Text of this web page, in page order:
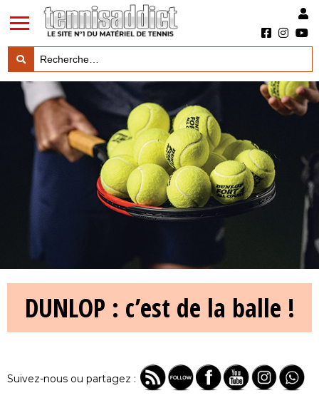
LES TESTS PRODUITS 
LES ACTUS MARQUES & PRODUITS
LES GUIDES DU MATERIEL 
DUNLOP : c’est de la balle !
Suivez-nous ou partagez :